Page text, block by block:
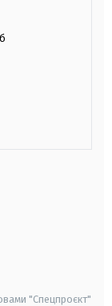
"Спецпроєкт"